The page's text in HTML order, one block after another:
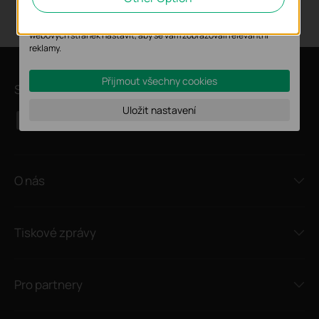
Sledujte nás
O nás
Tiskové zprávy
Pro partnery
jejich funkčnosti.
webových stránek nastavit, aby se vám zobrazovali relevantní
reklamy.
Přijmout všechny cookies
Uložit nastavení